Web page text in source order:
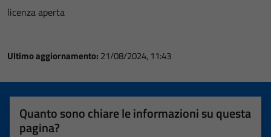
licenza aperta
Ultimo aggiornamento: 21/08/2024, 11:43
Quanto sono chiare le informazioni su questa
pagina?